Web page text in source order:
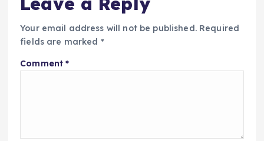
Your email address will not be published. Required
fields are marked *
Comment*